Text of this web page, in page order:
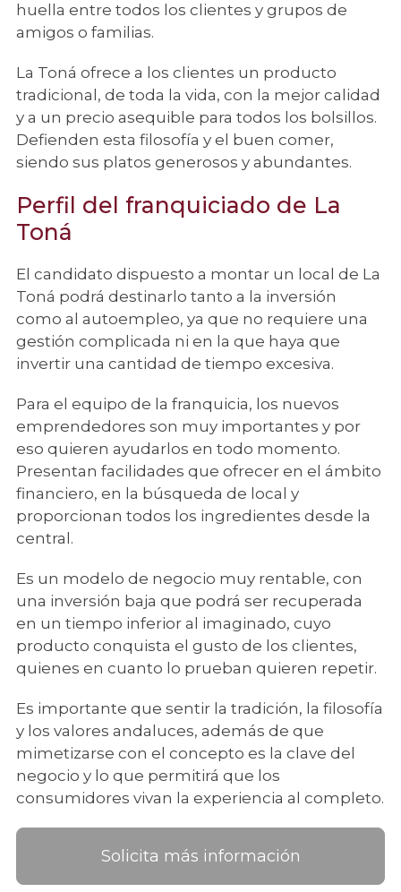
huella entre todos los clientes y grupos de
amigos o familias.
La Toná ofrece a los clientes un producto
tradicional, de toda la vida, con la mejor calidad
y a un precio asequible para todos los bolsillos.
Defienden esta filosofía y el buen comer,
siendo sus platos generosos y abundantes.
Perfil del franquiciado de La
Toná
El candidato dispuesto a montar un local de La
Toná podrá destinarlo tanto a la inversión
como al autoempleo, ya que no requiere una
gestión complicada ni en la que haya que
invertir una cantidad de tiempo excesiva.
Para el equipo de la franquicia, los nuevos
emprendedores son muy importantes y por
eso quieren ayudarlos en todo momento.
Presentan facilidades que ofrecer en el ámbito
financiero, en la búsqueda de local y
proporcionan todos los ingredientes desde la
central.
Es un modelo de negocio muy rentable, con
una inversión baja que podrá ser recuperada
en un tiempo inferior al imaginado, cuyo
producto conquista el gusto de los clientes,
quienes en cuanto lo prueban quieren repetir.
Es importante que sentir la tradición, la filosofía
y los valores andaluces, además de que
mimetizarse con el concepto es la clave del
negocio y lo que permitirá que los
consumidores vivan la experiencia al completo.
Solicita más información